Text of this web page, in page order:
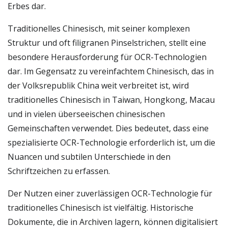
Erbes dar.
Traditionelles Chinesisch, mit seiner komplexen
Struktur und oft filigranen Pinselstrichen, stellt eine
besondere Herausforderung für OCR-Technologien
dar. Im Gegensatz zu vereinfachtem Chinesisch, das in
der Volksrepublik China weit verbreitet ist, wird
traditionelles Chinesisch in Taiwan, Hongkong, Macau
und in vielen überseeischen chinesischen
Gemeinschaften verwendet. Dies bedeutet, dass eine
spezialisierte OCR-Technologie erforderlich ist, um die
Nuancen und subtilen Unterschiede in den
Schriftzeichen zu erfassen.
Der Nutzen einer zuverlässigen OCR-Technologie für
traditionelles Chinesisch ist vielfältig. Historische
Dokumente, die in Archiven lagern, können digitalisiert